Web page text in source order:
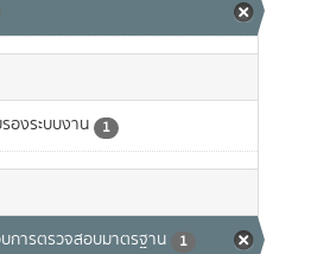
องระบบงาน 1
การตรวจสอบมาตรฐาน 1